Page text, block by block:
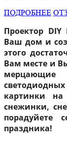
ПОДРОБНЕЕ
Проектор DIY
Ваш дом и
этого
Вам месте и
мерцающие
картинки на
снежинки,
порадуйете
праздника!